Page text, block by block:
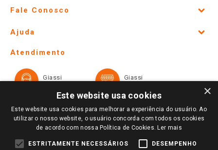
Fale Conosco
Lojas Físicas e Horários
Ofertas
Televendas
Notícias
Perguntas frequentes
Identidade Visual
Ajuda
Formas de Pagamento
Trocas e Devoluções
Atendimento
Giassi
Giassi
Redes Sociais
×
Este website usa cookies
Este website usa cookies para melhorar a experiência do usuário. Ao
utilizar o nosso website, o usuário concorda com todos os cookies
de acordo com nossa Política de Cookies. Ler mais
ESTRITAMENTE NECESSÁRIOS DESEMPENHO